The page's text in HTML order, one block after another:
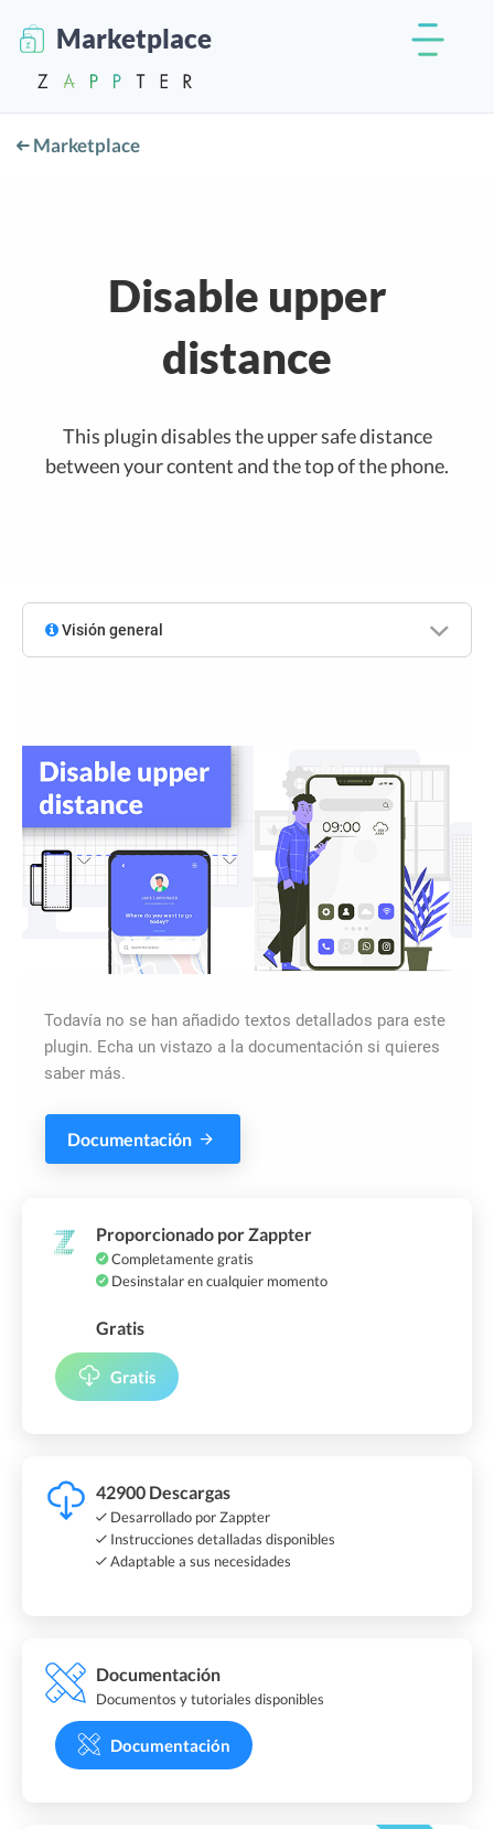
Marketplace
Marketplace
Disable upper
distance
This plugin disables the upper safe distance
between your content and the top of the phone.
Visión general
Todavía no se han añadido textos detallados para este
plugin. Echa un vistazo a la documentación si quieres
saber más.
Documentación
Proporcionado por Zappter
Completamente gratis
Desinstalar en cualquier momento
Gratis
Gratis
42900 Descargas
Desarrollado por Zappter
Instrucciones detalladas disponibles
Adaptable a sus necesidades
Documentación
Documentos y tutoriales disponibles
Documentación